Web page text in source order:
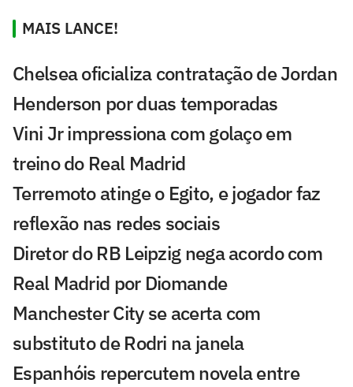
MAIS LANCE!
Chelsea oficializa contratação de Jordan
Henderson por duas temporadas
Vini Jr impressiona com golaço em
treino do Real Madrid
Terremoto atinge o Egito, e jogador faz
reflexão nas redes sociais
Diretor do RB Leipzig nega acordo com
Real Madrid por Diomande
Manchester City se acerta com
substituto de Rodri na janela
Espanhóis repercutem novela entre